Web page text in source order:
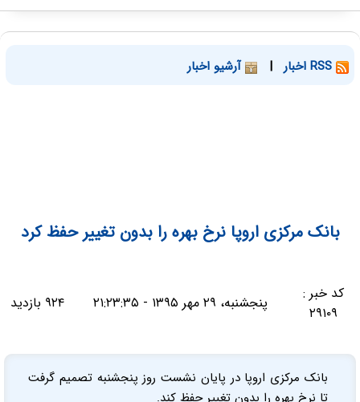
| آرشیو اخبار
بانک مرکزی اروپا نرخ بهره را بدون تغییر حفظ کرد
کد خبر :
۲۹۱۰۹
پنجشنبه، ۲۹ مهر ۱۳۹۵ - ۲۱:۲۳:۳۵ ۹۲۴ بازدید
بانک مرکزی اروپا در پایان نشست روز پنجشنبه تصمیم گرفت
تا نرخ بهره را بدون تغییر حفظ کند.